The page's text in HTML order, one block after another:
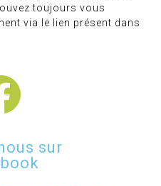
toujours vous
via le lien présent dans
sur